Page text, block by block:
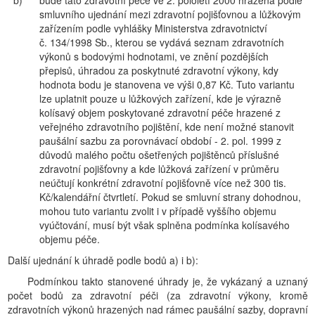
smluvního ujednání mezi zdravotní pojišťovnou a lůžkovým
zařízením podle vyhlášky Ministerstva zdravotnictví
č. 134/1998 Sb., kterou se vydává seznam zdravotních
výkonů s bodovými hodnotami, ve znění pozdějších
přepisů, úhradou za poskytnuté zdravotní výkony, kdy
hodnota bodu je stanovena ve výši 0,87 Kč. Tuto variantu
lze uplatnit pouze u lůžkových zařízení, kde je výrazně
kolísavý objem poskytované zdravotní péče hrazené z
veřejného zdravotního pojištění, kde není možné stanovit
paušální sazbu za porovnávací období - 2. pol. 1999 z
důvodů malého počtu ošetřených pojištěnců příslušné
zdravotní pojišťovny a kde lůžková zařízení v průměru
neúčtují konkrétní zdravotní pojišťovně více než 300 tis.
Kč/kalendářní čtvrtletí. Pokud se smluvní strany dohodnou,
mohou tuto variantu zvolit i v případě vyššího objemu
vyúčtování, musí být však splněna podmínka kolísavého
objemu péče.
Další ujednání k úhradě podle bodů a) i b):
Podmínkou takto stanovené úhrady je, že vykázaný a uznaný
počet bodů za zdravotní péči (za zdravotní výkony, kromě
zdravotních výkonů hrazených nad rámec paušální sazby, dopravní